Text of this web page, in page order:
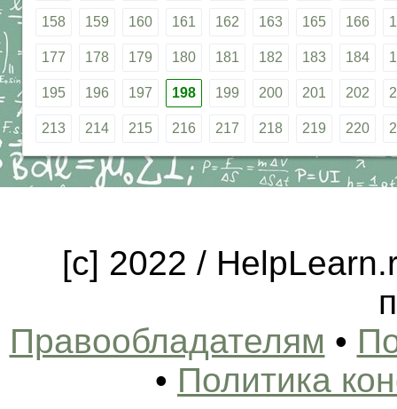
158 159 160 161 162 163 165 166
177 178 179 180 181 182 183 184
195 196 197 198 199 200 201 202
213 214 215 216 217 218 219 220
[c] 2022 /
Правообладателям •
• Политика